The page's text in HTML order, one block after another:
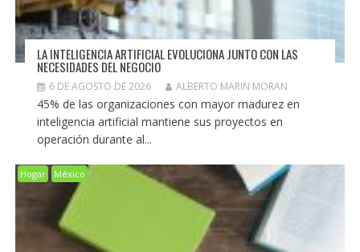
LA INTELIGENCIA ARTIFICIAL EVOLUCIONA JUNTO CON LAS
NECESIDADES DEL NEGOCIO
6 DE AGOSTO DE 2026 ALBERTO MARIN MORAN
45% de las organizaciones con mayor madurez en
inteligencia artificial mantiene sus proyectos en
operación durante al...
Hogar México